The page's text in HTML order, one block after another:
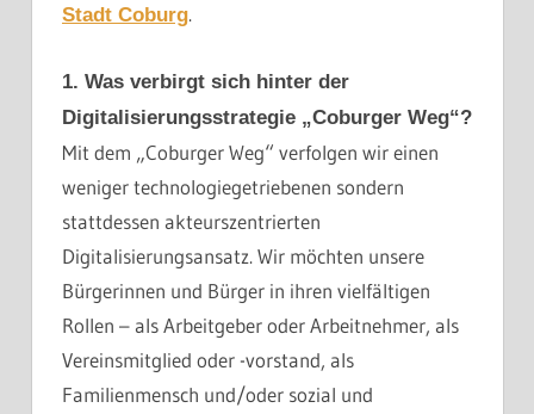
Stadt Coburg.
1. Was verbirgt sich hinter der
Digitalisierungsstrategie „Coburger Weg“?
Mit dem „Coburger Weg“ verfolgen wir einen
weniger technologiegetriebenen sondern
stattdessen akteurszentrierten
Digitalisierungsansatz. Wir möchten unsere
Bürgerinnen und Bürger in ihren vielfältigen
Rollen – als Arbeitgeber oder Arbeitnehmer, als
Vereinsmitglied oder -vorstand, als
Familienmensch und/oder sozial und